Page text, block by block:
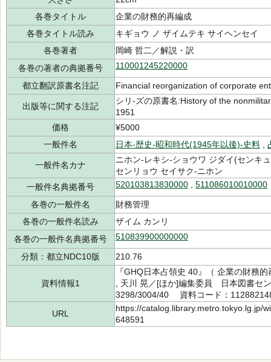
各巻タイトル
企業の財務的再編成
各巻タイトル読み
キギョウ ノ ザイムテキ サイヘンセイ
各巻著者
岡崎 哲二／解説・訳
各巻の著者の典拠番号
110001245220000
都立翻訳原書名注記 Financial reorganization of corporate
出版等に関する注記
シリ-ズの原書名:History of the
1951
価格
¥5000
一般件名
日本-歴史-昭和時代(1945年以後)-史料
一般件名カナ
ニホン-レキシ-ショウワ ジダイ(センキ
センリョウ セイサク-ニホン
一般件名典拠番号
520103813830000 511086010010000
各巻の一般件名
財務管理
各巻の一般件名読み
ザイム カンリ
各巻の一般件名典拠番号
510839900000000
分類：都立NDC10版 210.76
資料情報1
『GHQ日本占領史 40』（ 企業の財務
, 天川 晃／[ほか]編集委員 日本図書
3298/3004/40 資料コード：
URL
https://catalog.library.metro.tokyo.lg.jp/
648591